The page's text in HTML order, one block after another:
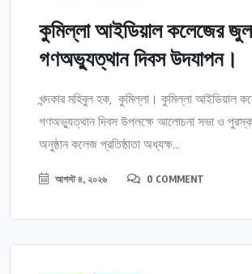
কুমিল্লা আইডিয়াল কলেজের
গণঅভ্যুত্থান দিবস উদযাপন।
খন্দকার মহিবুল হক, কুমিল্লা। কুমিল্লা আইডিয়াল
গণঅভ্যুত্থান দিবস উপলক্ষে আলোচনা সভা ও
অনুষ্ঠান কলেজ প্রতিষ্ঠাতা অধ্যক্ষ...
আগস্ট ৪, ২০২৬ 0 COMMENT